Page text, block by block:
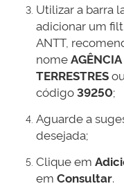
Utilizar a barra
adicionar um
ANTT,
nome
TERRESTRES
código39250;
Aguarde a
desejada;
Clique em
em Consultar.